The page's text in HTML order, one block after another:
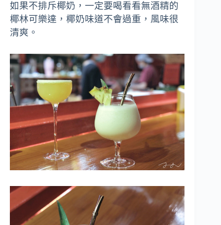
如果不排斥椰奶，一定要喝看看無酒精的
椰林可樂達，椰奶味道不會過重，風味很
清爽。